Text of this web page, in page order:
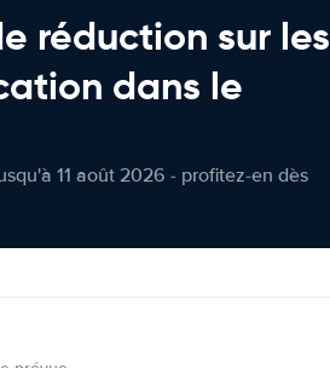
réduction sur les
dans le
11 août 2026 - profitez-en dès